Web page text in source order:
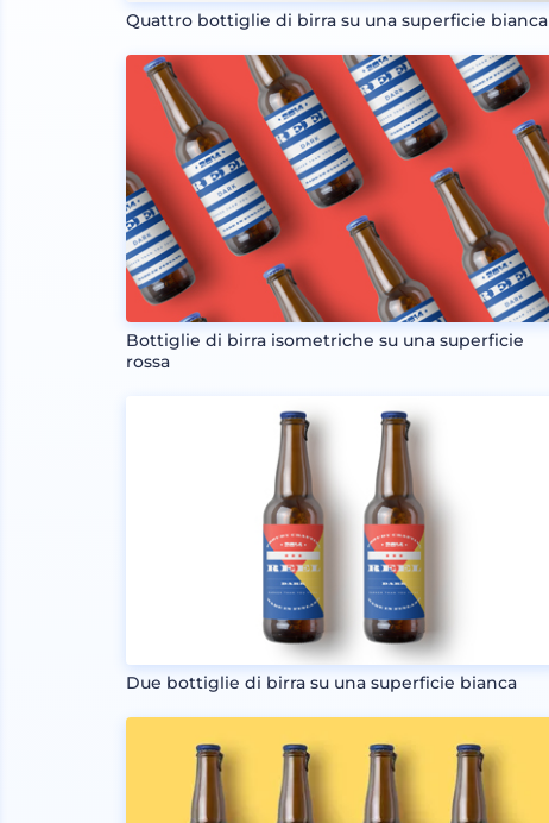
Quattro bottiglie di birra su una superficie bianca
Bottiglie di birra isometriche su una superficie
rossa
Due bottiglie di birra su una superficie bianca